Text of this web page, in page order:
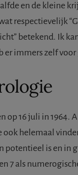
en de kleine
respectievelijk
betekend. Ik
er immers zelf
op 16 juli in 1964.
ook helemaal
potentieel is en in
7 als